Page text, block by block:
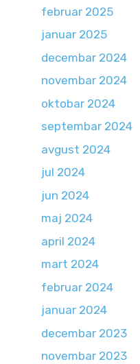
februar 2025
januar 2025
decembar 2024
novembar 2024
oktobar 2024
septembar 2024
avgust 2024
jul 2024
jun 2024
maj 2024
april 2024
mart 2024
februar 2024
januar 2024
decembar 2023
novembar 2023